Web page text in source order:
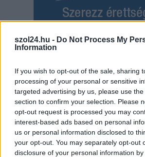
szol24.hu - Do Not Process My
Information
If you wish to opt-out of the sale, sharing
processing of your personal or sensitive
targeted advertising by us, please use
section to confirm your selection. Please
opt-out request is processed you may
interest-based ads based on personal
us or personal information disclosed to
your opt-out. You may separately opt-out
disclosure of your personal information
Hírlevél
Adja meg keresztnevét:
meg e-mail címét:
Megismertem és elfogadom aGDPR-